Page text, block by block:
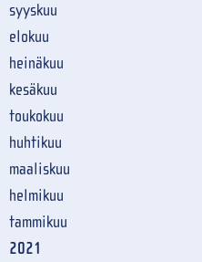
syyskuu
elokuu
heinäkuu
kesäkuu
toukokuu
huhtikuu
maaliskuu
helmikuu
tammikuu
2021